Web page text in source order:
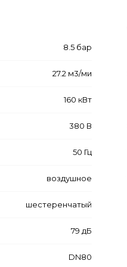
8.5 бар
27.2 м3/ми
160 кВт
380 В
50 Гц
воздушное
шестеренчатый
79 дБ
DN80